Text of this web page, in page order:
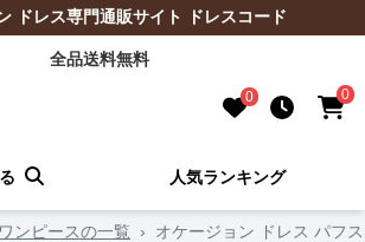
ドレス専門通販サイト ドレスコード
全品送料無料
0 0
人気ランキング
ワンピースの一覧 › オケージョン ドレス パフ